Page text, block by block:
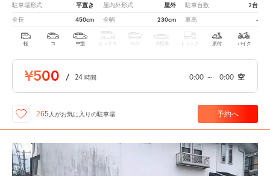
駐車場形式 平置き 屋内外形式 屋外 駐車台数 2台
全長 450cm 全幅 230cm 車高 -
軽 コ 中型 ボックス SUV 大型車 トラック 原付 バイク
¥500 / 24 時間 0:00 ～ 0:00 空
265 人がお気に入りの駐車場 予約へ